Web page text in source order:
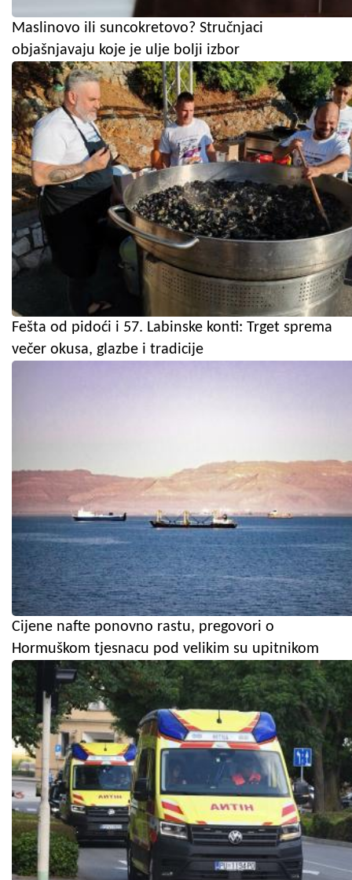
Maslinovo ili suncokretovo? Stručnjaci
objašnjavaju koje je ulje bolji izbor
Fešta od pidoći i 57. Labinske konti: Trget sprema
večer okusa, glazbe i tradicije
Cijene nafte ponovno rastu, pregovori o
Hormuškom tjesnacu pod velikim su upitnikom